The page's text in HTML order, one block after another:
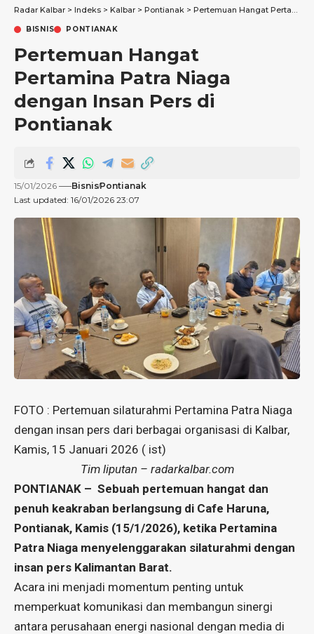
Radar Kalbar > Indeks > Kalbar > Pontianak > Pertemuan Hangat Pertamina Patra Niaga dengan Insan Pers di Pontianak
BISNIS PONTIANAK
Pertemuan Hangat
Pertamina Patra Niaga
dengan Insan Pers di
Pontianak
Last updated: 16/01/2026 23:07
15/01/2026 BisnisPontianak
FOTO : Pertemuan silaturahmi Pertamina Patra Niaga
dengan insan pers dari berbagai organisasi di Kalbar,
Kamis, 15 Januari 2026 ( ist)
Tim liputan – radarkalbar.com
PONTIANAK – Sebuah pertemuan hangat dan
penuh keakraban berlangsung di Cafe Haruna,
Pontianak, Kamis (15/1/2026), ketika Pertamina
Patra Niaga menyelenggarakan silaturahmi dengan
insan pers Kalimantan Barat.
Acara ini menjadi momentum penting untuk
memperkuat komunikasi dan membangun sinergi
antara perusahaan energi nasional dengan media di